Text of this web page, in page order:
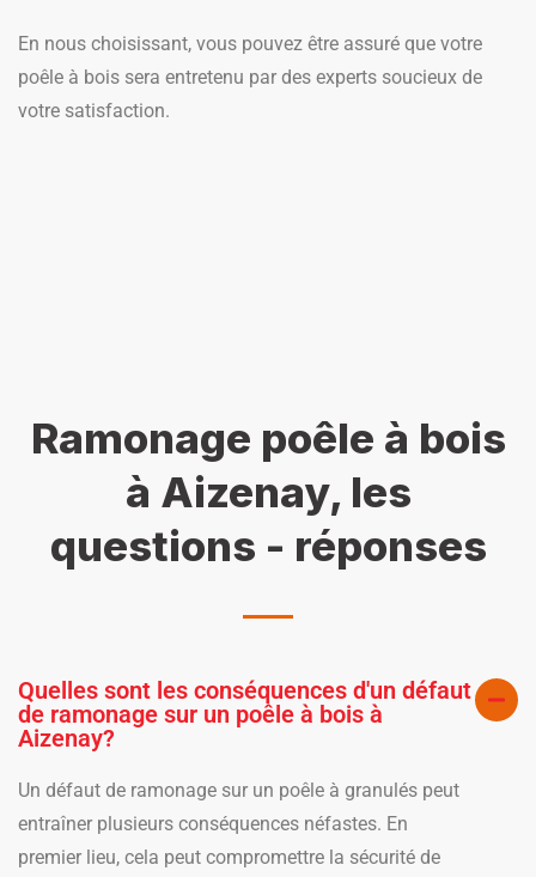
En nous choisissant, vous pouvez être assuré que votre
poêle à bois sera entretenu par des experts soucieux de
votre satisfaction.
Ramonage poêle à bois
à Aizenay, les
questions - réponses
Quelles sont les conséquences d'un défaut
de ramonage sur un poêle à bois à
Aizenay?
Un défaut de ramonage sur un poêle à granulés peut
entraîner plusieurs conséquences néfastes. En
premier lieu, cela peut compromettre la sécurité de